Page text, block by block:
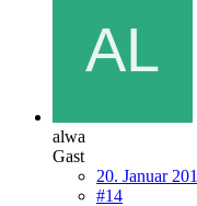
alwa
Gast
20. Januar
#14